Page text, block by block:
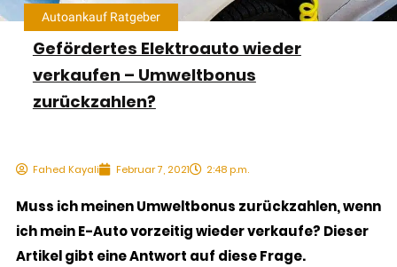
Autoankauf Ratgeber
Gefördertes Elektroauto wieder
verkaufen – Umweltbonus
zurückzahlen?
Fahed Kayali Februar 7, 2021 2:48 p.m.
Muss ich meinen Umweltbonus zurückzahlen, wenn
ich mein E-Auto vorzeitig wieder verkaufe? Dieser
Artikel gibt eine Antwort auf diese Frage.